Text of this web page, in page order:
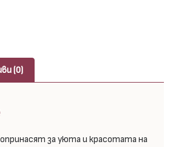
(0)
за уюта и красотата на